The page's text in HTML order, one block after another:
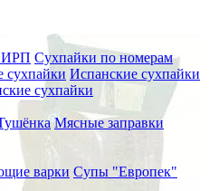
ИРП Сухпайки по номерам
сухпайки Испанские сухпайки
сухпайки
Мясные заправки
варки Супы "Европек"